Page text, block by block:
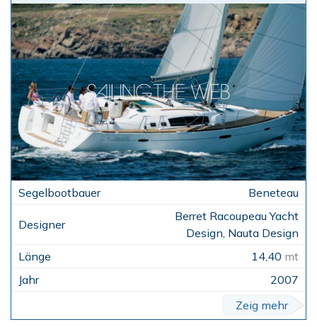
Beneteau
Berret Racoupeau Yacht
Design, Nauta Design
14,40 mt
2007
Zeig mehr